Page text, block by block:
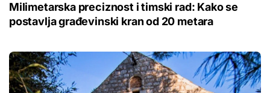
Milimetarska preciznost i timski rad: Kako se
postavlja građevinski kran od 20 metara